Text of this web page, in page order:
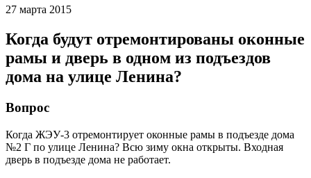
27 марта 2015
Когда будут отремонтированы оконные
рамы и дверь в одном из подъездов
дома на улице Ленина?
Вопрос
Когда ЖЭУ-3 отремонтирует оконные рамы в подъезде дома
№2 Г по улице Ленина? Всю зиму окна открыты. Входная
дверь в подъезде дома не работает.